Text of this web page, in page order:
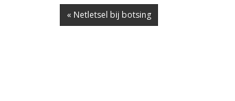
« Netletsel bij botsing